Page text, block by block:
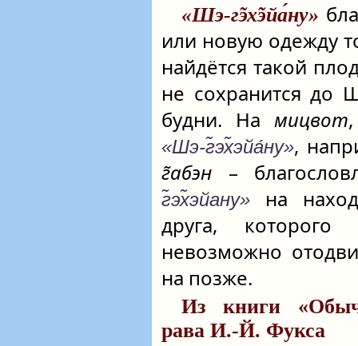
«Шэ-г̃эх̃эйа́ну»
или новую одежду
найдётся такой
не сохранится до
будни. На мицвот
«Шэ-г̃эх̃эйа́ну»,
г̃абэн –
г̃эх̃эйану»
на
друга,
невозможно
на позже.
Из книги
рава И.-Й. Фукса